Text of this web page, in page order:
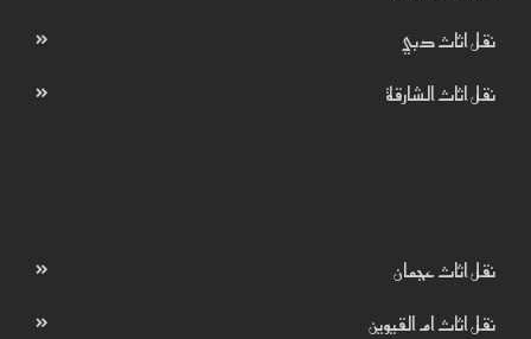
نقل اثاث دبي
نقل اثاث الشارقة
نقل اثاث عجمان
نقل اثاث ام القيوين